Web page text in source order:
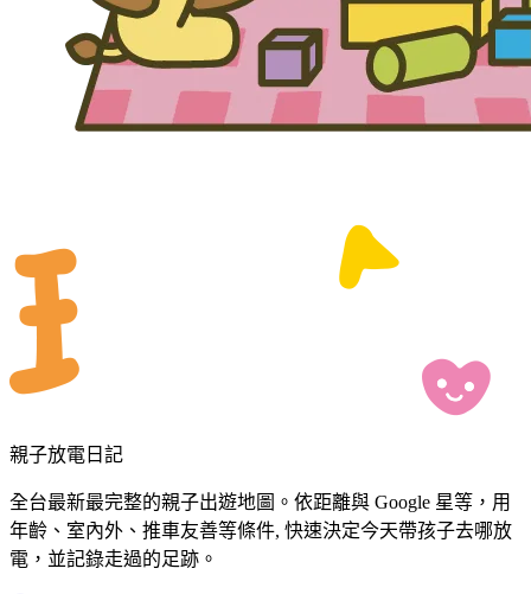
親子放電日記
全台最新最完整的親子出遊地圖。依距離與 Google 星等，用
年齡、室內外、推車友善等條件, 快速決定今天帶孩子去哪放
電，並記錄走過的足跡。